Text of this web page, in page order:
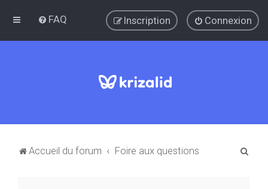
FAQ Connexion
Inscription
Accueil du forum Foire aux questions